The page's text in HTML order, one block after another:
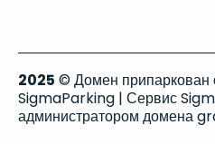
2025 © Домен
SigmaParking | Сервис
администратором домена